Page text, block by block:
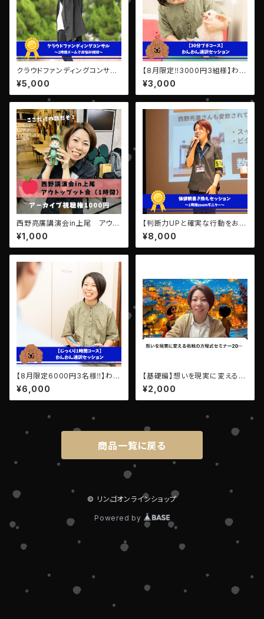
クラウドファンディングコンサル
【１回券】
¥5,000
【8月限定‼️3000円3組様】わん
わん通訳セッション【30分プチコ
ース✨】
¥3,000
西野亮廣講演会in上尾 アウト
プットズーム会アーカイブ視聴
権
¥1,000
【判断力UPと確実な行動をお約
束します】りんごの即行動セッシ
ョン✨
¥8,000
【8月限定6000円3名様‼️】わん
わん通訳セッション【1時間じっく
りコース✨】
¥6,000
【基礎編】想いを現実に変える
「挑戦の方程式」セミナーアーカ
イブ動画
¥2,000
商品一覧に戻る
© リンゴオンラインショップ
Powered by